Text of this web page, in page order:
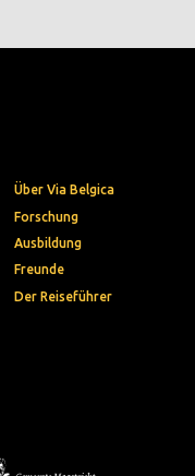
Über Via Belgica
Forschung
Ausbildung
Freunde
Der Reiseführer